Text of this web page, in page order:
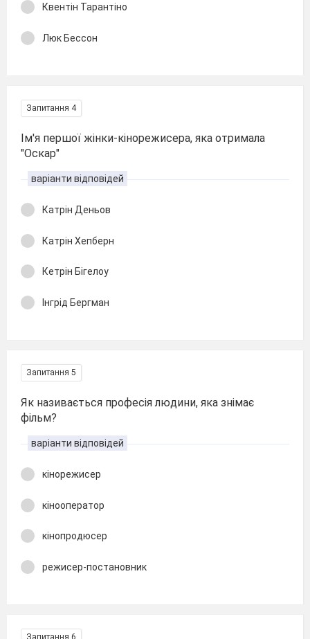
Квентін Тарантіно
Люк Бессон
Запитання 4
Ім'я першої жінки-кінорежисера, яка отримала
"Оскар"
варіанти відповідей
Катрін Деньов
Катрін Хепберн
Кетрін Бігелоу
Інгрід Бергман
Запитання 5
Як називається професія людини, яка знімає
фільм?
варіанти відповідей
кінорежисер
кінооператор
кінопродюсер
режисер-постановник
Запитання 6